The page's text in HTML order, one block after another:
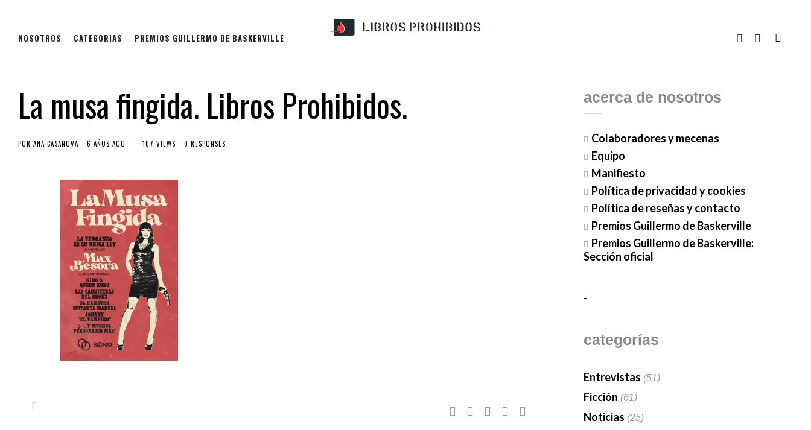
NOSOTROS CATEGORIAS PREMIOS GUILLERMO DE BASKERVILLE
La musa fingida. Libros Prohibidos.
POR ANA CASANOVA 6 AÑOS AGO 107 VIEWS 0 RESPONSES
acerca de nosotros
Colaboradores y mecenas
Equipo
Manifiesto
Política de privacidad y cookies
Política de reseñas y contacto
Premios Guillermo de Baskerville
Premios Guillermo de Baskerville:
Sección oficial
-
categorías
Entrevistas (51)
Ficción (61)
Noticias (25)